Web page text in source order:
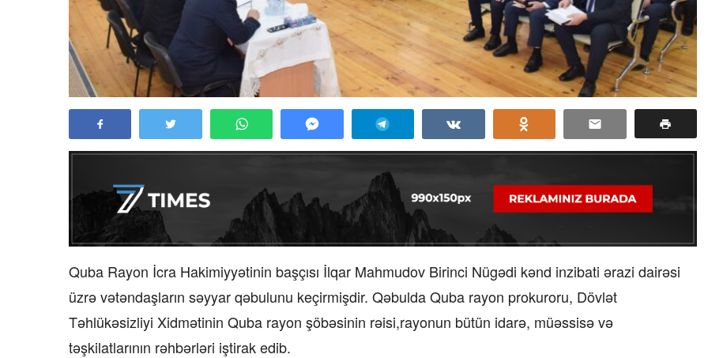
Quba Rayon İcra Hakimiyyətinin başçısı İlqar Mahmudov Birinci Nügədi kənd inzibati ərazi dairəsi
üzrə vətəndaşların səyyar qəbulunu keçirmişdir. Qəbulda Quba rayon prokuroru, Dövlət
Təhlükəsizliyi Xidmətinin Quba rayon şöbəsinin rəisi,rayonun bütün idarə, müəssisə və
təşkilatlarının rəhbərləri iştirak edib.